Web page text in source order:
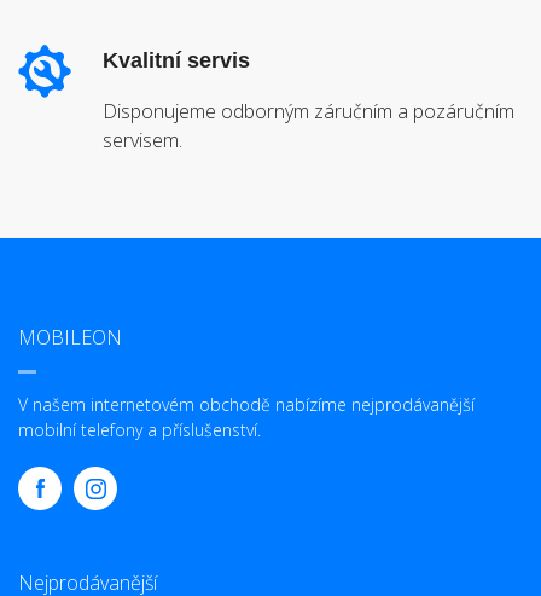
Kvalitní servis
Disponujeme odborným záručním a pozáručním
servisem.
MOBILEON
V našem internetovém obchodě nabízíme nejprodávanější
mobilní telefony a příslušenství.
Nejprodávanější